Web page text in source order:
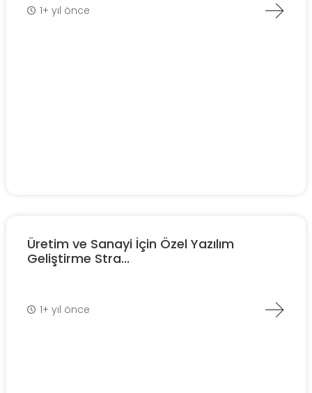
1+ yıl önce
Üretim ve Sanayi İçin Özel Yazılım
Geliştirme Stra...
1+ yıl önce